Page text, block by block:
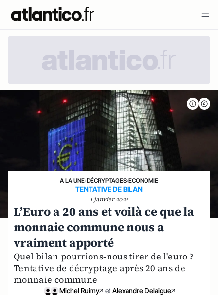
A LA UNE›DÉCRYPTAGES›ECONOMIE
TENTATIVE DE BILAN
1 janvier 2022
L’Euro a 20 ans et voilà ce que la
monnaie commune nous a
vraiment apporté
Quel bilan pourrions-nous tirer de l'euro ?
Tentative de décryptage après 20 ans de
monnaie commune
Michel Ruimy et Alexandre Delaigue